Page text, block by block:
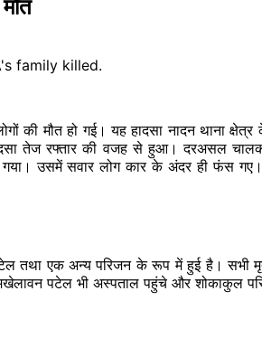
की मौत हो गई। यह हादसा नादन थाना
तेज रफ्तार की वजह से हुआ। दरअसल
उसमें सवार लोग कार के अंदर ही फंस
तथा एक अन्य परिजन के रूप में हुई है। सभी
पटेल भी अस्पताल पहुंचे और शोकाकुल